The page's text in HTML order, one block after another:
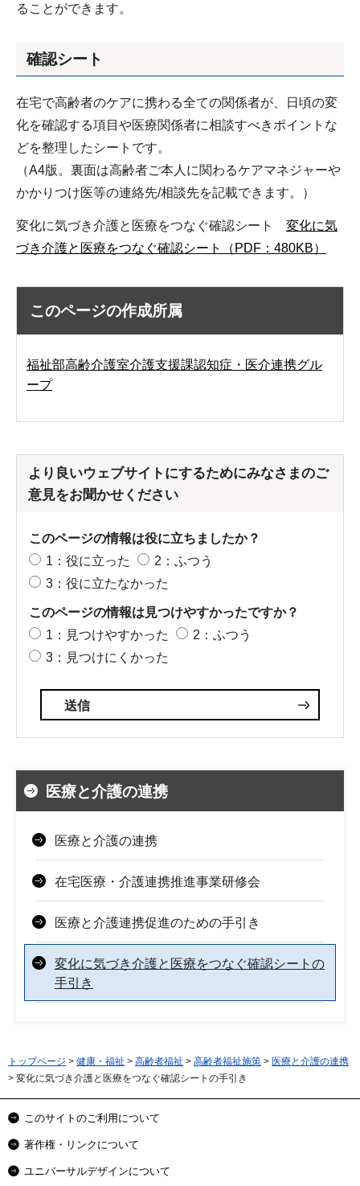
ることができます。
確認シート
在宅で高齢者のケアに携わる全ての関係者が、日頃の変
化を確認する項目や医療関係者に相談すべきポイントな
どを整理したシートです。
（A4版。裏面は高齢者ご本人に関わるケアマネジャーや
かかりつけ医等の連絡先/相談先を記載できます。）
変化に気づき介護と医療をつなぐ確認シート 変化に気
づき介護と医療をつなぐ確認シート（PDF：480KB）
このページの作成所属
福祉部高齢介護室介護支援課認知症・医介連携グル
ープ
より良いウェブサイトにするためにみなさまのご
意見をお聞かせください
このページの情報は役に立ちましたか？
1：役に立った
2：ふつう
3：役に立たなかった
このページの情報は見つけやすかったですか？
1：見つけやすかった
2：ふつう
3：見つけにくかった
医療と介護の連携
医療と介護の連携
在宅医療・介護連携推進事業研修会
医療と介護連携促進のための手引き
変化に気づき介護と医療をつなぐ確認シートの
手引き
トップページ > 健康・福祉 > 高齢者福祉 > 高齢者福祉施策 > 医療と介護の連携
> 変化に気づき介護と医療をつなぐ確認シートの手引き
このサイトのご利用について
著作権・リンクについて
ユニバーサルデザインについて